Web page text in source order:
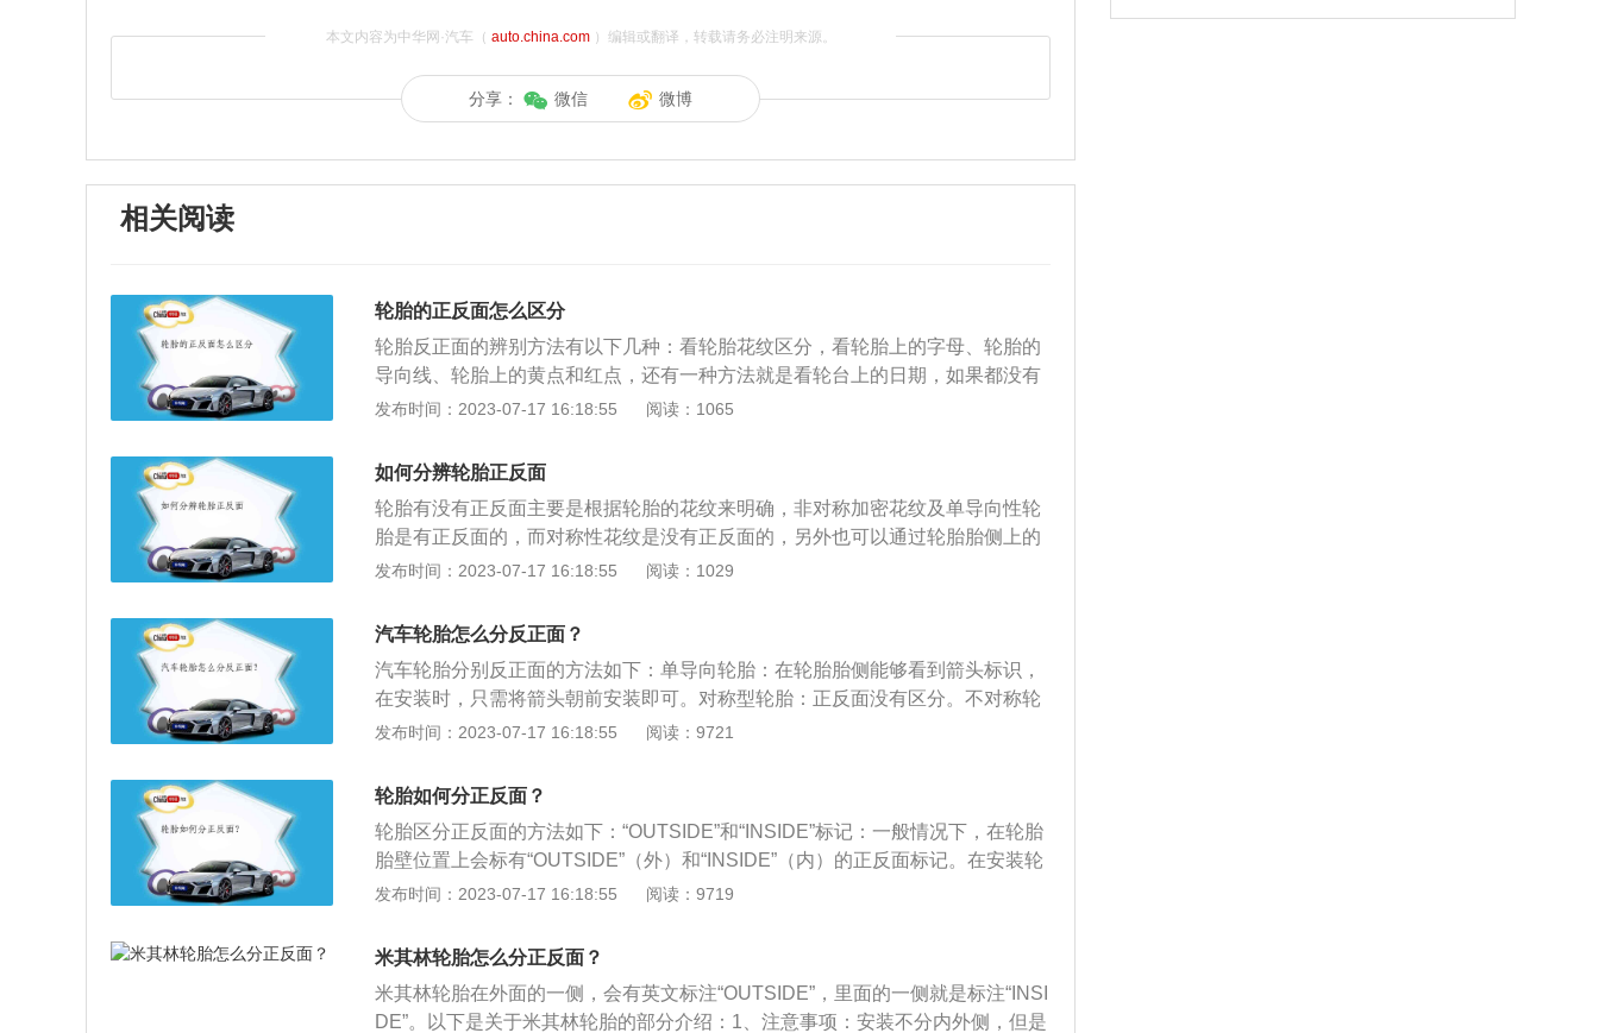
本文内容为中华网·汽车（ auto.china.com）编辑或翻译，转载请务必注明来源。
分享： 微信 微博
相关阅读
轮胎的正反面怎么区分
轮胎反正面的辨别方法有以下几种：看轮胎花纹区分，看轮胎上的字母、轮胎的
导向线、轮胎上的黄点和红点，还有一种方法就是看轮台上的日期，如果都没有
就只能靠听噪音来确定轮胎正反。具体如下：一、对称型轮胎区分：正反面没有
称、相同则属于对称轮胎。按理来说，这类轮胎装反后并不会产生太大的影响，
但为了方便日后车主或维修人员查看轮胎信息，建议将标有生产日期的一面安装
在外面。二、不对称轮胎区分：非对称花纹由于左右花纹结构不同，所以一般外
侧的花纹处的着地压力会更大。通过增大转弯时外侧花纹的着地压力花纹能够提
高过弯性能，两边花纹采用不同的结构形式和橡胶配方能让轮胎两个胎面分别兼
看字母，每个轮胎其实都有标志正反面的字母，一般轮胎都会标记有标志，如下
面图片中的OUTSIDE的字母，OUTSIDE字母的一面装在外侧。2、如果没有字
母，那就看轮胎的导向线，单导向性花纹会在胎内壁根据箭头符号的方式标识轮
同时还应将标有箭头符号的一面靠外。3、如果都没有的话，就要看点了，把含
标识。4、看日期，有日期的一侧通常都会安装在外侧的。5、如果买了个假轮
胎，什么都没有的话，还有一招就是听声音，轮胎装反了的话，开起来噪音会非
常大，特别是高速上，一般老司机一听就知道，所以这个时候就要把轮胎转回来
了。汽车轮胎装反有什么后果？如果轮胎的滚动方向装反了，会影响车辆的加速
题；如果轮胎的内外侧装反了，会导致两侧车轮的抓地力不同，尤其在湿滑道路
上，导致车辆的制动力不同步、操控性不好、跑偏等，极端情况时，会影响行车
安全。
发布时间：2023-07-17 16:18:55 阅读：1065
如何分辨轮胎正反面
轮胎有没有正反面主要是根据轮胎的花纹来明确，非对称加密花纹及单导向性轮
胎是有正反面的，而对称性花纹是没有正反面的，另外也可以通过轮胎胎侧上的
出厂日期来辨别。具体情况如下：一、根据轮胎的花纹来明确：一般状况下，假
SIDE”（内）的正反两面标记。在安装轮胎时，只需要将标有“OUTSIDE”的一面
靠外，“INSIDE”的一面朝里就可以。如果是单导向性轮胎，会在胎内壁根据箭头
的方式标记轮胎的转动方向。该类轮胎在组装时，不但要参考箭头标示的转动方
向，也就是箭头方向与轮胎翻转方向得是一致的，与此同时还应将标有箭头的一
面靠外。假如轮胎沒有以上二种正反面标记得话，则表明该轮胎并沒有正反两面
XX年XX月XX日这样方式显示的，而是由简单的4位数字组成，比如您在轮胎胎
侧上看到的数字是3513，那么它就代表着是2013年第35周所生产的，轮胎上带
有生产日期的一面就是轮胎的正面。现在市场上大多数的轮胎全是有正反面的。
泄水特性，还会对轮胎的静音模式有影响，比较严重的甚至会致使汽车方向跑
害，需要立即开展拆换解决，以防在日后的驾驶全过程中出现风险。在拆换轮胎
时假如将轮胎的正反两面安反了，有可能会致使在行驶过程中有安全风险，因此
学好鉴别轮胎的正反面很重要。
发布时间：2023-07-17 16:18:55 阅读：1029
汽车轮胎怎么分反正面？
汽车轮胎分别反正面的方法如下：单导向轮胎：在轮胎胎侧能够看到箭头标识，
在安装时，只需将箭头朝前安装即可。对称型轮胎：正反面没有区分。不对称轮
胎：在轮胎一侧会刻印“outside”的字样，在安装时将“outside”的字样朝外安装即
的附着性；提高汽车的牵引性、制动性和通过性；承受着汽车的重量，
发布时间：2023-07-17 16:18:55 阅读：9721
轮胎如何分正反面？
轮胎区分正反面的方法如下：“OUTSIDE”和“INSIDE”标记：一般情况下，在轮胎
胎壁位置上会标有“OUTSIDE”（外）和“INSIDE”（内）的正反面标记。在安装轮
胎时，只需要将标有“OUTSIDE”的一面朝外，“INSIDE”的一面朝内即可。箭头标
时，不仅要参照箭头指示的旋转方向，同时还应将标有箭头的一面朝向外侧。生
产日期等信息：为了方便，一般会将标有轮胎生产日期、轮胎尺寸规格等信息的
一面朝向外侧，而没有标注，或者标注信息较少的一面朝向内侧。
发布时间：2023-07-17 16:18:55 阅读：9719
米其林轮胎怎么分正反面？
米其林轮胎在外面的一侧，会有英文标注“OUTSIDE”，里面的一侧就是标注“INSI
DE”。以下是关于米其林轮胎的部分介绍：1、注意事项：安装不分内外侧，但是
响；<&list>3.稳定器的转向胶套和球头